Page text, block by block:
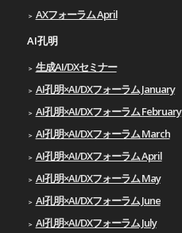
AXフォーラム April
AI孔明
生成AI/DXセミナー
AI孔明×AI/DXフォーラム January
AI孔明×AI/DXフォーラム February
AI孔明×AI/DXフォーラム March
AI孔明×AI/DXフォーラム April
AI孔明×AI/DXフォーラム May
AI孔明×AI/DXフォーラム June
AI孔明×AI/DXフォーラム July